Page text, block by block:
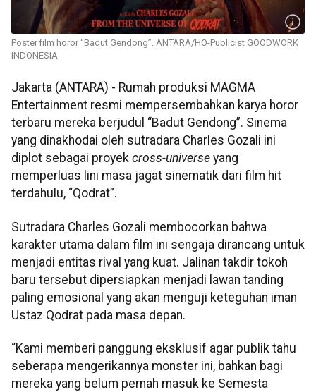
Poster film horor “Badut Gendong”. ANTARA/HO-Publicist GOODWORK
INDONESIA
Jakarta (ANTARA) - Rumah produksi MAGMA
Entertainment resmi mempersembahkan karya horor
terbaru mereka berjudul “Badut Gendong”. Sinema
yang dinakhodai oleh sutradara Charles Gozali ini
diplot sebagai proyek cross-universe yang
memperluas lini masa jagat sinematik dari film hit
terdahulu, “Qodrat”.
Sutradara Charles Gozali membocorkan bahwa
karakter utama dalam film ini sengaja dirancang untuk
menjadi entitas rival yang kuat. Jalinan takdir tokoh
baru tersebut dipersiapkan menjadi lawan tanding
paling emosional yang akan menguji keteguhan iman
Ustaz Qodrat pada masa depan.
“Kami memberi panggung eksklusif agar publik tahu
seberapa mengerikannya monster ini, bahkan bagi
mereka yang belum pernah masuk ke Semesta